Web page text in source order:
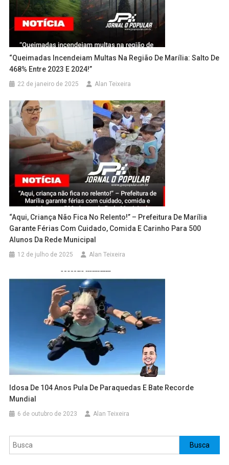
“Queimadas Incendeiam Multas Na Região De Marília: Salto De
468% Entre 2023 E 2024!”
22 de janeiro de 2025 Alan Teixeira
“Aqui, Criança Não Fica No Relento!” – Prefeitura De Marília
Garante Férias Com Cuidado, Comida E Carinho Para 500
Alunos Da Rede Municipal
12 de julho de 2025 Alan Teixeira
Idosa De 104 Anos Pula De Paraquedas E Bate Recorde
Mundial
6 de outubro de 2023 Alan Teixeira
Pesquisar Busca